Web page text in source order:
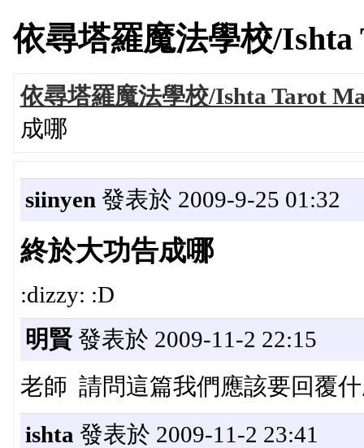
依尋塔羅魔法學校/Ishta
依尋塔羅魔法學校/Ishta Tarot
成哪
siinyen 發表於 2009-9-25 01:32
終於大功告成哪
:dizzy: :D
明賢發表於 2009-11-2 22:15
老師 請問這篇我們應該要回覆什
ishta 發表於 2009-11-2 23:41